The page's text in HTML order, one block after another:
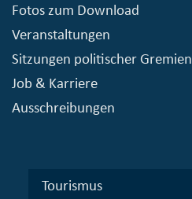
Fotos zum Download
Veranstaltungen
Sitzungen politischer Gremien
Job & Karriere
Ausschreibungen
Tourismus